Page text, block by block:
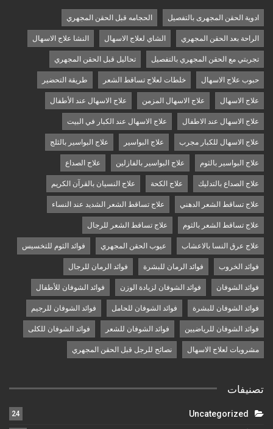
ادوية الحقن المجهرى بالتفصيل الحجامه قبل الحقن المجهري
الراحة بعد الحقن المجهري الشاي لعلاج الاسهال النشا علاج الاسهال
تجربتي مع الحقن المجهري بالتفصيل تحاليل قبل الحقن المجهري
حبوب علاج الاسهال خلطات لعلاج تساقط الشعر طريقة التحضير
علاج الاسهال علاج الاسهال المزمن علاج الاسهال عند الأطفال
علاج الاسهال عند الاطفال علاج الاسهال عند الكبار في البيت
علاج الاسهال للكبار مجرب علاج البواسير علاج البواسير بالثلج
علاج البواسير بالثوم علاج البواسير بالفازلين علاج الصداع
علاج الصداع بالتدليك علاج الكحة علاج النسيان بالقرآن الكريم
علاج تساقط الشعر الدهني علاج تساقط الشعر الشديد عند النساء
علاج تساقط الشعر بالثوم علاج تساقط الشعر للرجال
علاج عرق النسا بالاعشاب عيوب الحقن المجهري فوائد الثوم للتخسيس
فوائد الخروب فوائد الرمان للبشرة فوائد الرمان للرجال
فوائد الشوفان فوائد الشوفان لزيادة الوزن فوائد الشوفان للأطفال
فوائد الشوفان للبشرة فوائد الشوفان للحامل فوائد الشوفان للرجيم
فوائد الشوفان للرياضيين فوائد الشوفان للشعر فوائد الشوفان للكلى
مشروبات لعلاج الاسهال نصائح للرجل قبل الحقن المجهري
تصنيفات
Uncategorized
24